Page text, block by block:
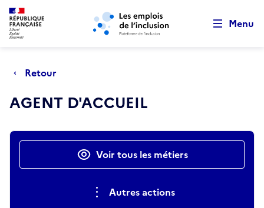
Aller au menu principal Aller au contenu principal
Menu
Retour
AGENT D'ACCUEIL
Actions rapidesVoir tous les métiers
Autres actions
Retour au début de la page
Panneau de gestion des cookies